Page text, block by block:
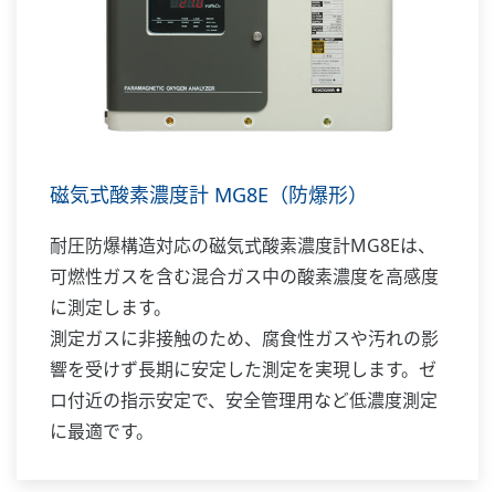
磁気式酸素濃度計 MG8E（防爆形）
耐圧防爆構造対応の磁気式酸素濃度計MG8Eは、
可燃性ガスを含む混合ガス中の酸素濃度を高感度
に測定します。
測定ガスに非接触のため、腐食性ガスや汚れの影
響を受けず長期に安定した測定を実現します。ゼ
ロ付近の指示安定で、安全管理用など低濃度測定
に最適です。